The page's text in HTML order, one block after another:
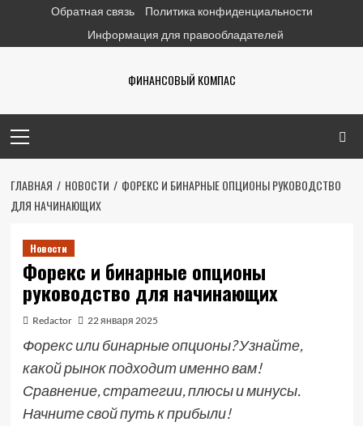
содержимому
Обратная связь
Политика конфиденциальности
Информация для правообладателей
ФИНАНСОВЫЙ КОМПАС
меню
ГЛАВНАЯ НОВОСТИ
ФОРЕКС И БИНАРНЫЕ ОПЦИОНЫ РУКОВОДСТВО
ДЛЯ НАЧИНАЮЩИХ
Новости
Форекс и бинарные опционы
руководство для начинающих
Redactor 22 января 2025
Форекс или бинарные опционы? Узнайте,
какой рынок подходит именно вам!
Сравнение, стратегии, плюсы и минусы.
Начните свой путь к прибыли!